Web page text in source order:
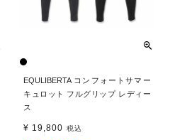
EQULIBERTA コンフォートサマー
キュロット フルグリップ レディー
ス
¥ 19,800 税込